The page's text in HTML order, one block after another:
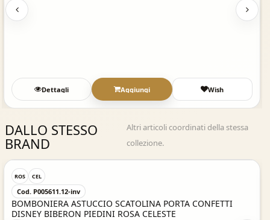
Dettagli Aggiungi Wish
DALLO STESSO
BRAND
Altri articoli coordinati della stessa
collezione.
Acquisto Veloce
ROS CEL
Cod. P005611.12-inv
BOMBONIERA ASTUCCIO SCATOLINA PORTA CONFETTI
DISNEY BIBERON PIEDINI ROSA CELESTE